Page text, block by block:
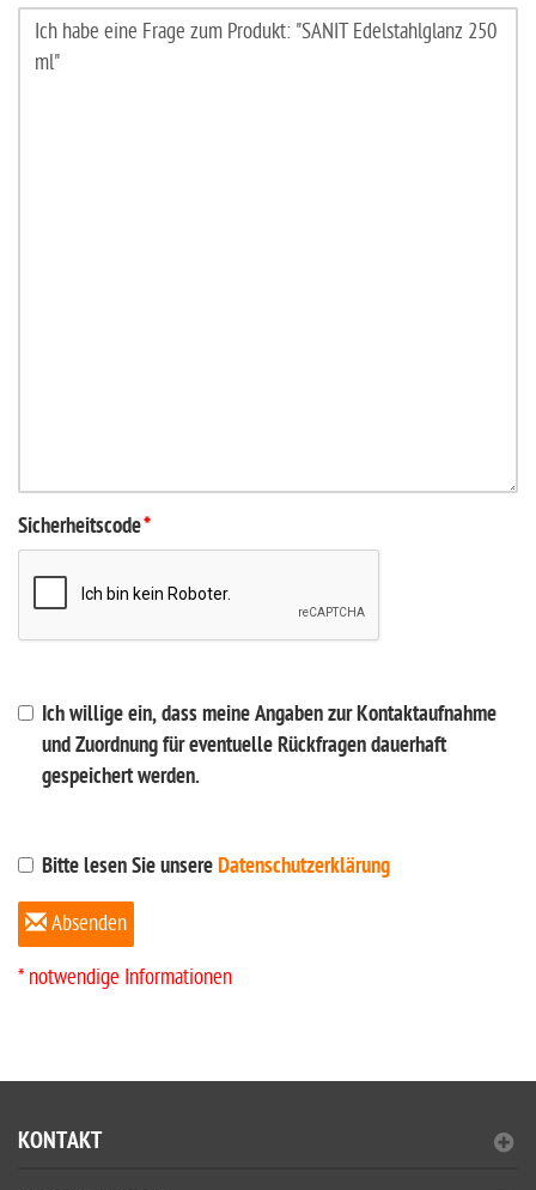
Sicherheitscode*
Ich willige ein, dass meine Angaben zur Kontaktaufnahme
und Zuordnung für eventuelle Rückfragen dauerhaft
gespeichert werden.
Bitte lesen Sie unsereDatenschutzerklärung
Absenden
* notwendige Informationen
KONTAKT